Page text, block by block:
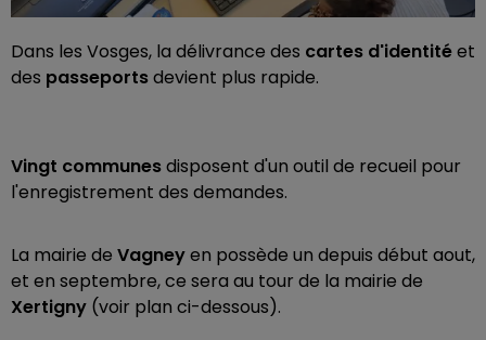
Dans les Vosges, la délivrance des cartes d'identitéet
des passeportsdevient plus rapide.
Vingt communesdisposent d'un outil de recueil pour
l'enregistrement des demandes.
La mairie de Vagneyen possède un depuis début aout,
et en septembre, ce sera au tour de la mairie de
Xertigny (voir plan ci-dessous).